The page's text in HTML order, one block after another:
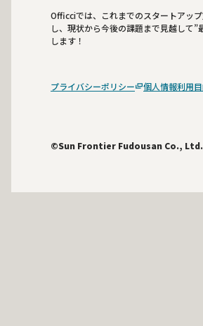
Officciでは、これまでのスタートアッ
し、現状から今後の課題まで見越して”
します！
プライバシーポリシー 個人情報利用
©Sun Frontier Fudousan Co., Ltd.